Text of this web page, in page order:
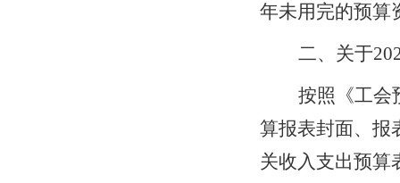
年未用完的预算
二、关于20
按照《工会
算报表封面、报
关收入支出预算